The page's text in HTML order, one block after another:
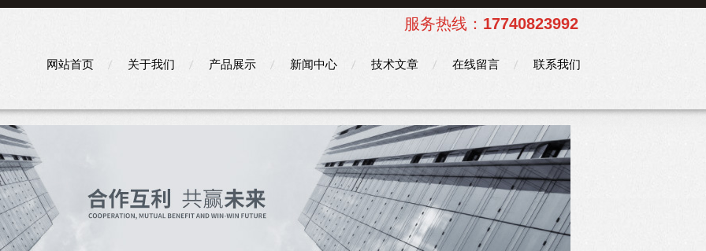
服务热线： 17740823992
网站首页 关于我们 产品展示 新闻中心 技术文章 在线留言 联系我们